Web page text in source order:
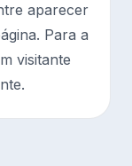
aparecer
Para a
visitante